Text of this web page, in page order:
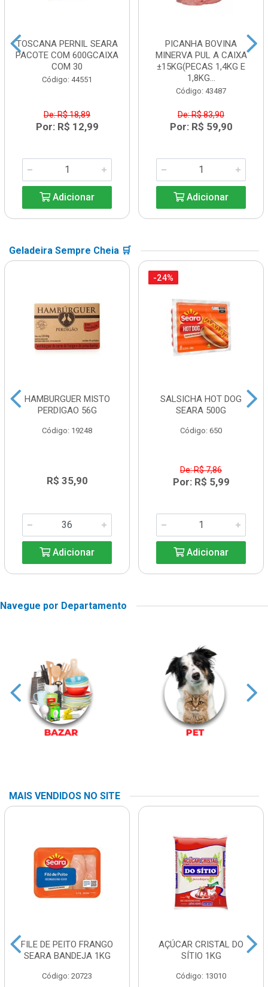
TOSCANA PERNIL SEARA
PACOTE COM 600GCAIXA
COM 30
Código: 44551
De: R$ 18,89
Por: R$ 12,99
Adicionar
PICANHA BOVINA
MINERVA PUL A CAIXA
±15KG(PECAS 1,4KG E
1,8KG...
Código: 43487
De: R$ 83,90
Por: R$ 59,90
Adicionar
Geladeira Sempre Cheia 🛒
HAMBURGUER MISTO
PERDIGAO 56G
Código: 19248
R$ 35,90
Adicionar
-24%
SALSICHA HOT DOG
SEARA 500G
Código: 650
De: R$ 7,86
Por: R$ 5,99
Adicionar
Navegue por Departamento
MAIS VENDIDOS NO SITE
FILE DE PEITO FRANGO
SEARA BANDEJA 1KG
Código: 20723
AÇÚCAR CRISTAL DO
SÍTIO 1KG
Código: 13010